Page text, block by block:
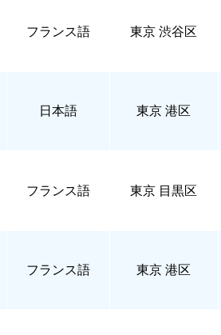
フランス語 東京 渋谷区
日本語 東京 港区
フランス語 東京 目黒区
フランス語 東京 港区